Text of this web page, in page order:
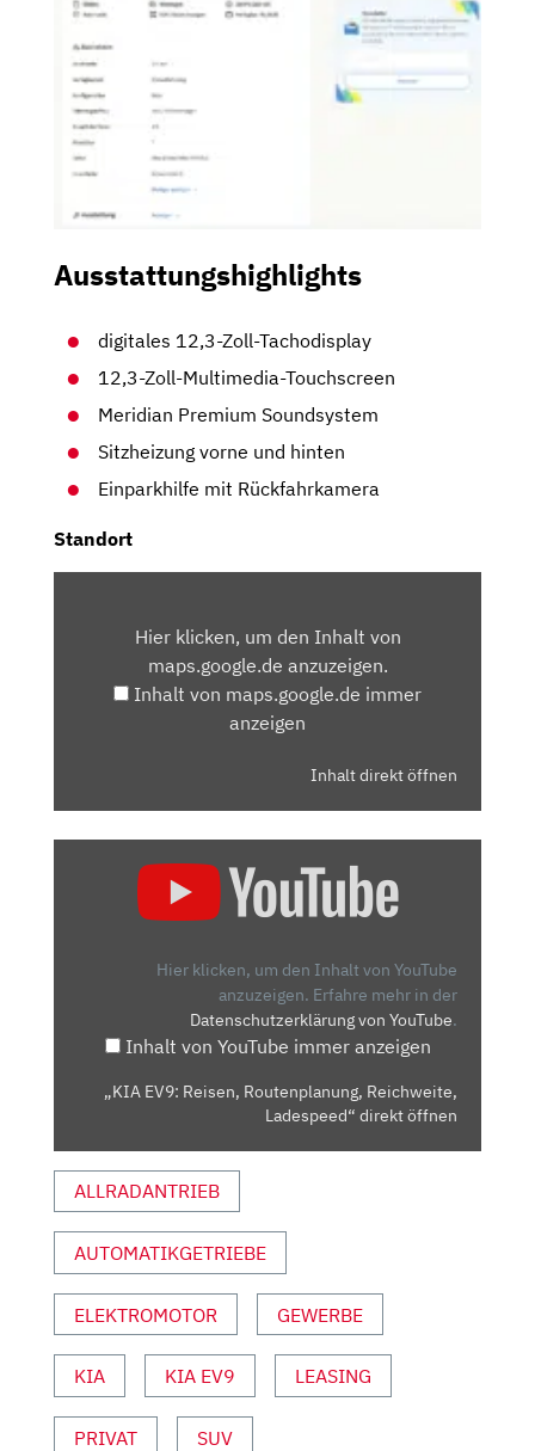
Ausstattungshighlights
digitales 12,3-Zoll-Tachodisplay
12,3-Zoll-Multimedia-Touchscreen
Meridian Premium Soundsystem
Sitzheizung vorne und hinten
Einparkhilfe mit Rückfahrkamera
Standort
MAPS.GOOGLE.DEHier klicken, um den Inhalt von
maps.google.de anzuzeigen.
Inhalt von maps.google.de immer
anzeigen
Inhalt direkt öffnen
REICHWEITE,
YOUTUBE
ANZEIGEN
Hier klicken, um den Inhalt von YouTube
anzuzeigen. Erfahre mehr in der
Datenschutzerklärung von YouTube.
Inhalt von YouTube immer anzeigen
„KIA EV9: Reisen, Routenplanung, Reichweite,
Ladespeed“ direkt öffnen
ALLRADANTRIEB
AUTOMATIKGETRIEBE
ELEKTROMOTOR GEWERBE
KIA KIA EV9 LEASING
PRIVAT SUV